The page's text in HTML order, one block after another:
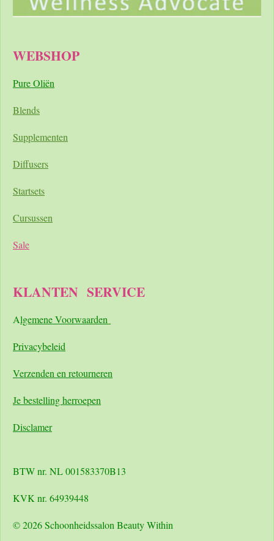
WEBSHOP
Pure Oliën
Blends
Supplementen
Diffusers
Startsets
Cursussen
Sale
KLANTEN SERVICE
Algemene Voorwaarden
Privacybeleid
Verzenden en retourneren
Je bestelling herroepen
Disclamer
BTW nr. NL 001583370B13
KVK nr. 64939448
© 2026 Schoonheidssalon Beauty Within